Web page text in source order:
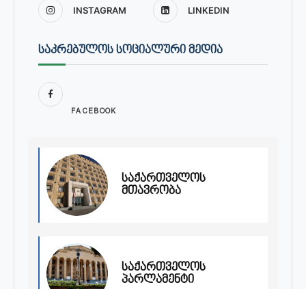
INSTAGRAM LINKEDIN
ᲡᲐᲙᲠᲔᲑᲣᲚᲝᲡ ᲡᲝᲪᲘᲐᲚᲣᲠᲘ ᲛᲔᲓᲘᲐ
FACEBOOK
საქართველოს
მთავრობა
საქართველოს
პარლამენტი